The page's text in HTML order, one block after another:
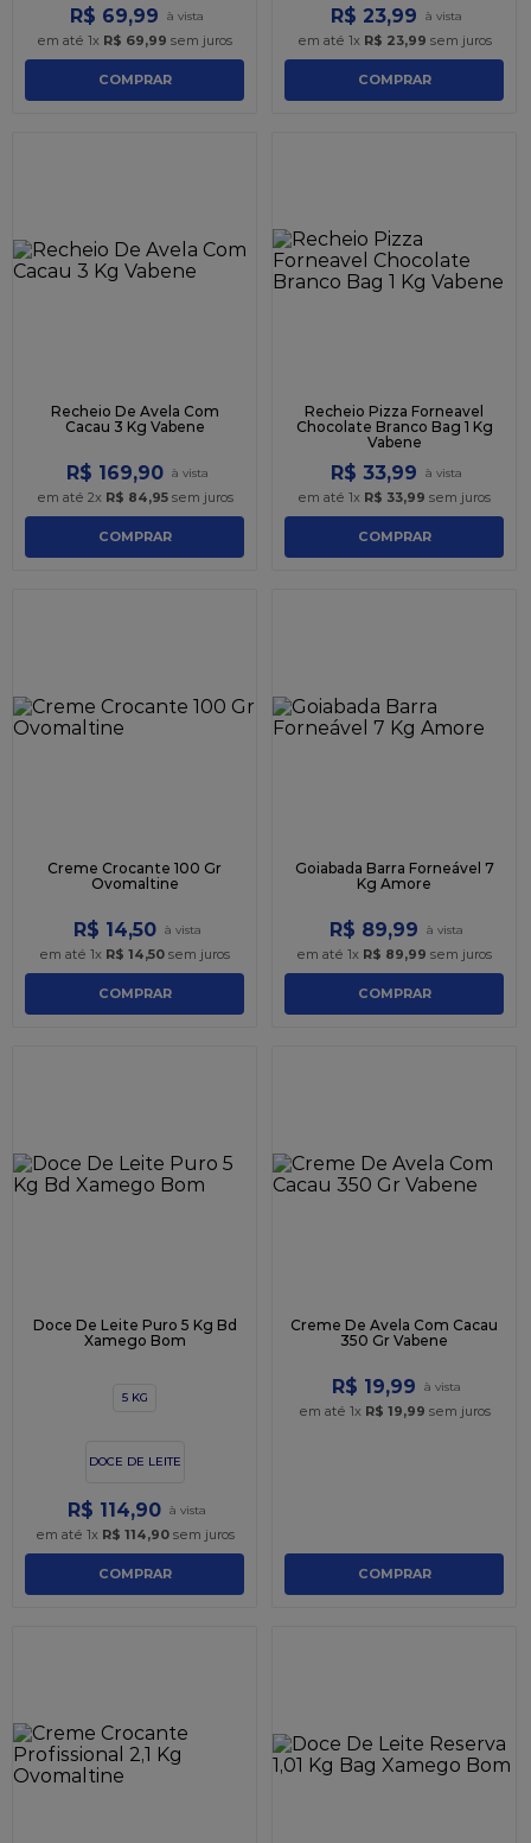
R$ 69,99
em até 1x R$ 69,99 sem juros
COMPRAR
R$ 23,99
em até 1x R$ 23,99 sem juros
COMPRAR
Recheio De Avela Com
Cacau 3 Kg Vabene
R$ 169,90
em até 2x R$ 84,95sem juros
COMPRAR
Recheio Pizza Forneavel
Chocolate Branco Bag 1 Kg
Vabene
R$ 33,99
em até 1x R$ 33,99 sem juros
COMPRAR
Creme Crocante 100 Gr
Ovomaltine
R$ 14,50
em até 1x R$ 14,50 sem juros
COMPRAR
Goiabada Barra Forneável 7
Kg Amore
R$ 89,99
em até 1x R$ 89,99 sem juros
COMPRAR
Doce De Leite Puro 5 Kg Bd
Xamego Bom
5 KG
DOCE DE LEITE
R$ 114,90
em até 1x R$ 114,90sem juros
COMPRAR
Creme De Avela Com Cacau
350 Gr Vabene
R$ 19,99
em até 1x R$ 19,99 sem juros
COMPRAR